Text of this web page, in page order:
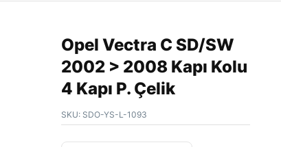
Opel Vectra C SD/SW
2002 > 2008 Kapı Kolu
4 Kapı P. Çelik
SKU: SDO-YS-L-1093